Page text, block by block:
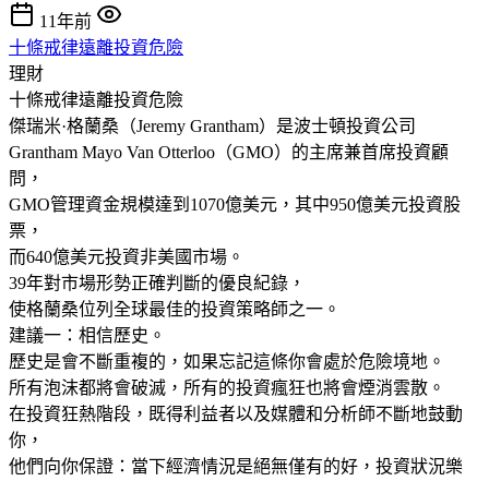
11年前
十條戒律遠離投資危險
理財
十條戒律遠離投資危險
傑瑞米·格蘭桑（Jeremy Grantham）是波士頓投資公司
Grantham Mayo Van Otterloo（GMO）的主席兼首席投資顧
問，
GMO管理資金規模達到1070億美元，其中950億美元投資股
票，
而640億美元投資非美國市場。
39年對市場形勢正確判斷的優良紀錄，
使格蘭桑位列全球最佳的投資策略師之一。
建議一：相信歷史。
歷史是會不斷重複的，如果忘記這條你會處於危險境地。
所有泡沫都將會破滅，所有的投資瘋狂也將會煙消雲散。
在投資狂熱階段，既得利益者以及媒體和分析師不斷地鼓動
你，
他們向你保證：當下經濟情況是絕無僅有的好，投資狀況樂